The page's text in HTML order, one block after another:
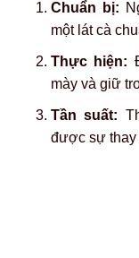
lệ 1:1 để
Thực hiện:
loãng và
khoảng 15
Lưu ý nhỏ:
trực tiếp lên da